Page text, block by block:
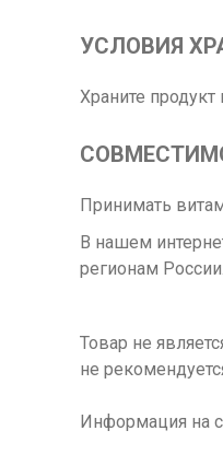
УСЛОВИЯ
Храните
Принимать
В нашем
регионам России.
Товар не
не
Информация на